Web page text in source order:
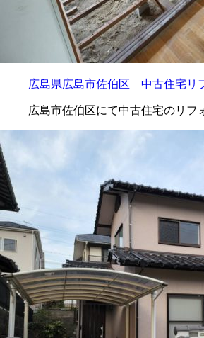
広島県広島市佐伯区 中古住宅リ
広島市佐伯区にて中古住宅のリ